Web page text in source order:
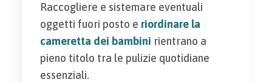
Raccogliere e sistemare eventuali
oggetti fuori posto e riordinare la
cameretta dei bambini rientrano a
pieno titolo tra le pulizie quotidiane
essenziali.